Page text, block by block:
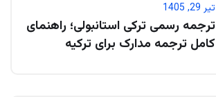
تیر 29, 1405
ترجمه رسمی ترکی استانبولی؛ راهنمای
کامل ترجمه مدارک برای ترکیه